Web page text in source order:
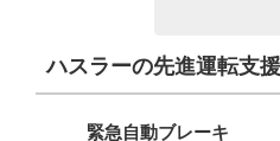
ハスラーの先進運転支
緊急自動ブレーキ